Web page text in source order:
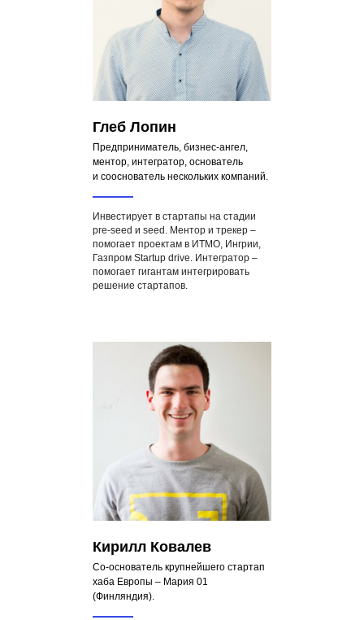
Глеб Лопин
Предприниматель, бизнес-ангел,
ментор, интегратор, основатель
и сооснователь нескольких компаний.
Инвестирует в стартапы на стадии
pre-seed и seed. Ментор и трекер –
помогает проектам в ИТМО, Ингрии,
Газпром Startup drive. Интегратор –
помогает гигантам интегрировать
решение стартапов.
Кирилл Ковалев
Со-основатель крупнейшего стартап
хаба Европы – Мария 01
(Финляндия).